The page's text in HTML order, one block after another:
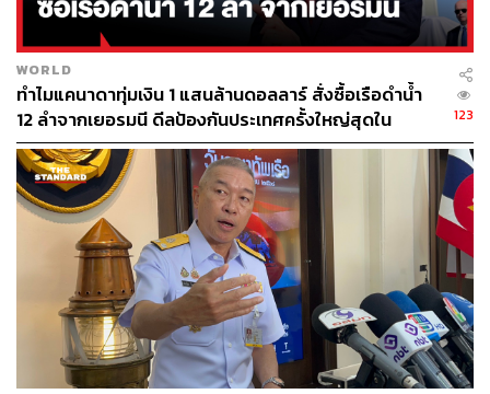
WORLD
ทำไมแคนาดาทุ่มเงิน 1 แสนล้านดอลลาร์ สั่งซื้อเรือดำน้ำ
12 ลำจากเยอรมนี ดีลป้องกันประเทศครั้งใหญ่สุดใน
ประวัติศาสตร์
123